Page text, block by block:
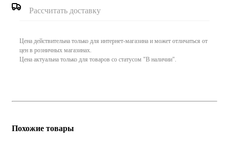
Рассчитать доставку
Цена действительна только для интернет-магазина и может отличаться от
цен в розничных магазинах.
Цена актуальна только для товаров со статусом "В наличии".
Похожие товары